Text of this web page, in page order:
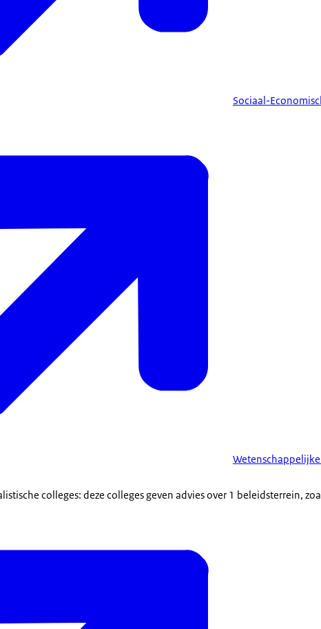
Sociaal-
colleges: deze colleges geven advies over 1 beleidsterrein,